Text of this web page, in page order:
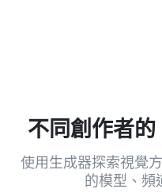
不同創作者
使用生成器探索視覺
的模型、頻